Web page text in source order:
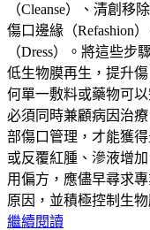
（Cleanse）、清創移
傷口邊緣（Refashion
（Dress）。將這些
低生物膜再生，提升
何單一敷料或藥物可
必須同時兼顧病因治
部傷口管理，才能獲
或反覆紅腫、滲液增
用偏方，應儘早尋求
原因，並積極控制生
繼續閱讀